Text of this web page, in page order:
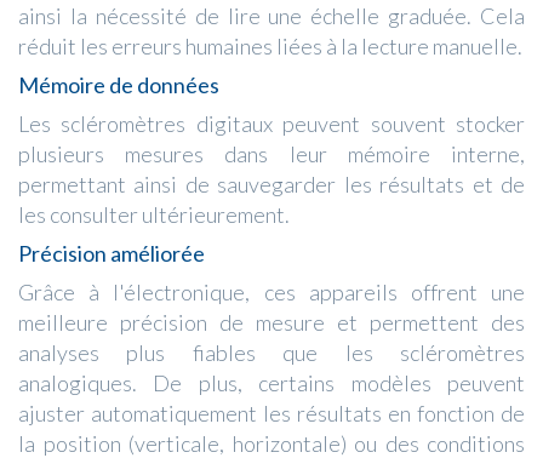
ainsi la nécessité de lire une échelle graduée. Cela
réduit les erreurs humaines liées à la lecture manuelle.
Mémoire de données
Les scléromètres digitaux peuvent souvent stocker
plusieurs mesures dans leur mémoire interne,
permettant ainsi de sauvegarder les résultats et de
les consulter ultérieurement.
Précision améliorée
Grâce à l'électronique, ces appareils offrent une
meilleure précision de mesure et permettent des
analyses plus fiables que les scléromètres
analogiques. De plus, certains modèles peuvent
ajuster automatiquement les résultats en fonction de
la position (verticale, horizontale) ou des conditions